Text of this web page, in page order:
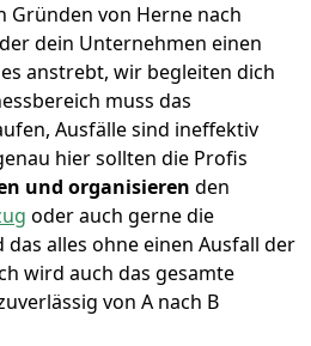
Gründen von Herne nach
dein Unternehmen einen
anstrebt, wir begleiten dich
muss das
Ausfälle sind ineffektiv
hier sollten die Profis
und organisieren den
oder auch gerne die
das alles ohne einen Ausfall der
wird auch das gesamte
von A nach B